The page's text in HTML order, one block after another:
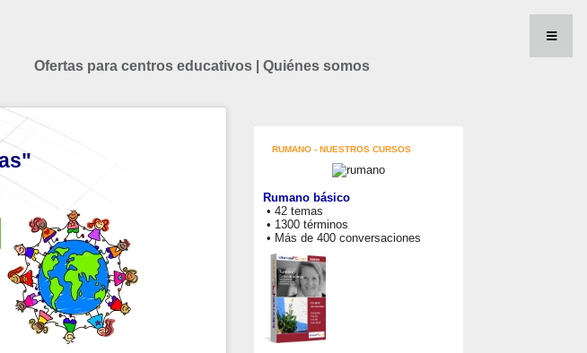
Ofertas para centros educativos Quiénes somos
RUMANO - NUESTROS CURSOS
Rumano básico
• 42 temas
• 1300 términos
• Más de 400 conversaciones